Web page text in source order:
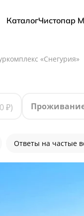
КаталогЧистопар
«Снегурия»
₽)
Ответы на частые